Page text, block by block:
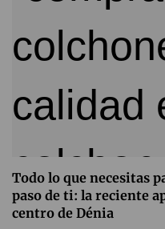
Todo lo que necesitas
paso de ti: la reciente
centro de Dénia